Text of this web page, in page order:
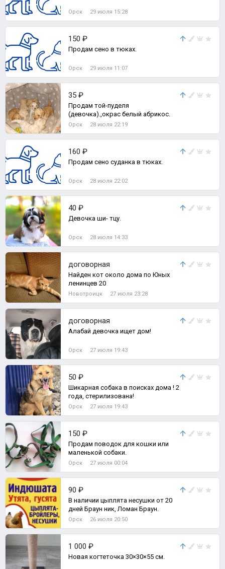
Орск 29 июля 15:28
150 ₽
Продам сено в тюках.
Орск 29 июля 11:07
35 ₽
Продам той-пуделя
(девочка).,окрас белый абрикос.
Орск 28 июля 22:19
160 ₽
Продам сено суданка в тюках.
Орск 28 июля 22:02
40 ₽
Девочка ши- тцу.
Орск 28 июля 14:33
договорная
Найден кот около дома по Юных
ленинцев 20
Новотроицк 27 июля 23:28
договорная
Алабай девочка ищет дом!
Орск 27 июля 19:43
50 ₽
Шикарная собака в поисках дома ! 2
года, стерилизована!
Орск 27 июля 19:43
150 ₽
Продам поводок для кошки или
маленькой собаки.
Орск 27 июля 00:04
90 ₽
В наличии цыплята несушки от 20
дней Браун ник, Ломан Браун.
Орск 26 июля 20:50
1 000 ₽
Новая когтеточка 30×30×55 см.